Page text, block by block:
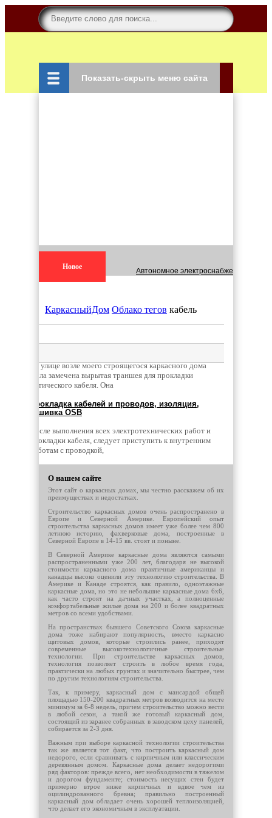
Показать-скрыть меню сайта
Новое
Автономное электроснабжение для
Удаление железа из воды:
Виды строительных лесов
Недвижимость в городе Энгельс
Какой грунт купить на свой
КаркасныйДом Облако тегов кабель
На улице возле моего строящегося каркасного дома
была замечена вырытая траншея для прокладки
оптического кабеля. Она
Прокладка кабелей и проводов, изоляция,
зашивка OSB
После выполнения всех электротехнических работ и
прокладки кабеля, следует приступить к внутренним
работам с проводкой,
О нашем сайте
Этот сайт о каркасных домах, мы честно расскажем об их
преимуществах и недостатках.
Строительство каркасных домов очень распространено в
Европе и Северной Америке. Европейский опыт
строительства каркасных домов имеет уже более чем 800
летнюю историю, фахверковые дома, построенные в
Северной Европе в 14-15 вв. стоят и поныне.
В Северной Америке каркасные дома являются самыми
распространенными уже 200 лет, благодаря не высокой
стоимости каркасного дома практичные американцы и
канадцы высоко оценили эту технологию строительства. В
Америке и Канаде строятся, как правило, одноэтажные
каркасные дома, но это не небольшие каркасные дома 6х6,
как часто строят на дачных участках, а полноценные
комфортабельные жилые дома на 200 и более квадратных
метров со всеми удобствами.
На пространствах бывшего Советского Союза каркасные
дома тоже набирают популярность, вместо каркасно
щитовых домов, которые строились ранее, приходят
современные высокотехнологичные строительные
технологии. При строительстве каркасных домов,
технология позволяет строить в любое время года,
практически на любых грунтах и значительно быстрее, чем
по другим технологиям строительства.
Так, к примеру, каркасный дом с мансардой общей
площадью 150-200 квадратных метров возводится на месте
минимум за 6-8 недель, причем строительство можно вести
в любой сезон, а такой же готовый каркасный дом,
состоящий из заранее собранных в заводском цеху панелей,
собирается за 2-3 дня.
Важным при выборе каркасной технологии строительства
так же является тот факт, что построить каркасный дом
недорого, если сравнивать с кирпичным или классическим
деревянным домом. Каркасные дома делает недорогими
ряд факторов: прежде всего, нет необходимости в тяжелом
и дорогом фундаменте; стоимость несущих стен будет
примерно втрое ниже кирпичных и вдвое чем из
оцилиндрованного бревна; правильно построенный
каркасный дом обладает очень хорошей теплоизоляцией,
что делает его экономичным в эксплуатации.